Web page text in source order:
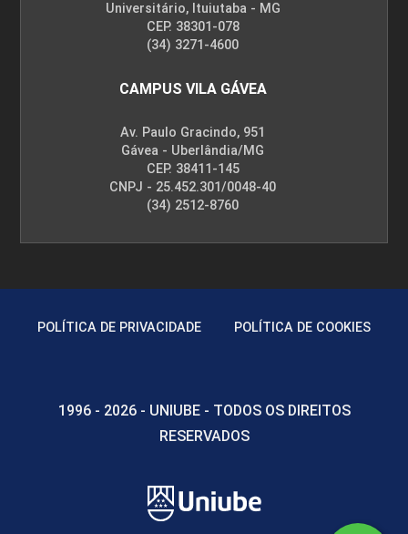
Universitário, Ituiutaba - MG
CEP. 38301-078
(34) 3271-4600
CAMPUS VILA GÁVEA
Av. Paulo Gracindo, 951
Gávea - Uberlândia/MG
CEP. 38411-145
CNPJ - 25.452.301/0048-40
(34) 2512-8760
POLÍTICA DE PRIVACIDADE POLÍTICA DE COOKIES
1996 - 2026 - UNIUBE - TODOS OS DIREITOS
RESERVADOS